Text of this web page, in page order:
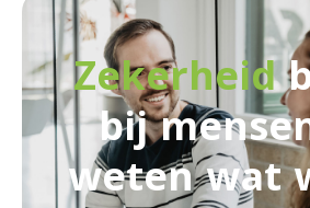
Zekerheid
bij
weten wat